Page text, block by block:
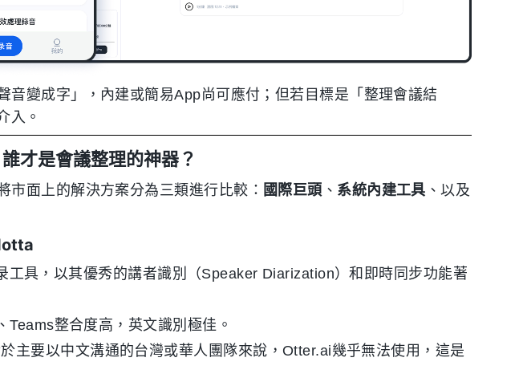
音變成字」，內建或簡易App尚可應付；但若目標是「整理會議結
入。
才是會議整理的神器？
市面上的解決方案分為三類進行比較： 國際巨頭 、 系統內建工具 、以及
工具，以其優秀的講者識別（Speaker Diarization）和即時同步功能著
Teams整合度高，英文識別極佳。
於主要以中文溝通的台灣或華人團隊來說，Otter.ai幾乎無法使用，這是